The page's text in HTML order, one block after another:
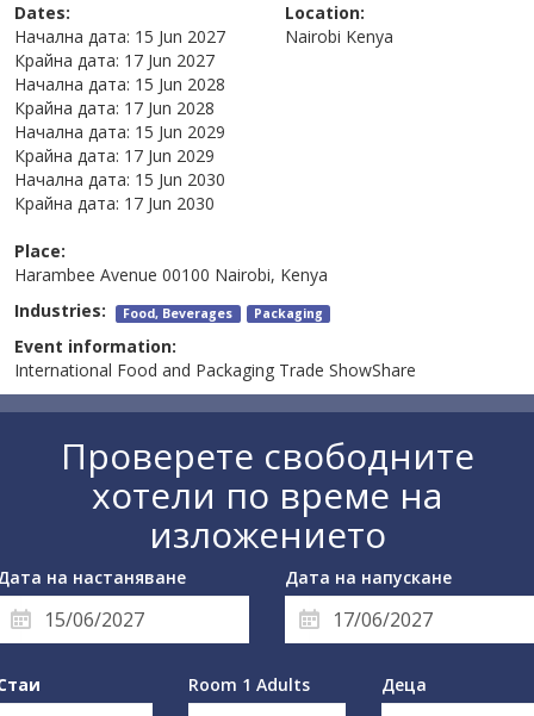
Dates:
Начална дата: 15 Jun 2027
Крайна дата: 17 Jun 2027
Начална дата: 15 Jun 2028
Крайна дата: 17 Jun 2028
Начална дата: 15 Jun 2029
Крайна дата: 17 Jun 2029
Начална дата: 15 Jun 2030
Крайна дата: 17 Jun 2030
Location:
Nairobi Kenya
Place:
Harambee Avenue 00100 Nairobi, Kenya
Industries: Food, Beverages Packaging
Event information:
International Food and Packaging Trade ShowShare
Проверете свободните
хотели по време на
изложението
на настаняване Дата на напускане
Room 1 Adults Деца